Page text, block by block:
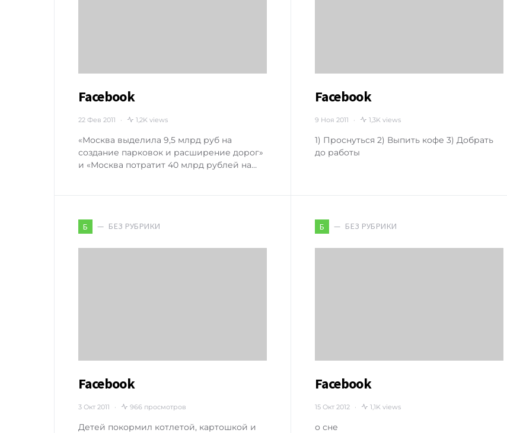
Facebook
22 Фев 2011 1,2K views
«Москва выделила 9,5 млрд руб на
создание парковок и расширение дорог»
и «Москва потратит 40 млрд рублей на…
Facebook
9 Ноя 2011 1,3K views
1) Проснуться 2) Выпить кофе 3) Добрать
до работы
Б БЕЗ РУБРИКИ
Facebook
3 Окт 2011 966 просмотров
Детей покормил котлетой, картошкой и
Б БЕЗ РУБРИКИ
Facebook
15 Окт 2012 1,1K views
о сне